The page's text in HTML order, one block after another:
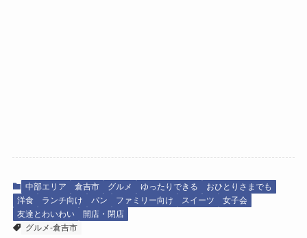
中部エリア 倉吉市 グルメ ゆったりできる
おひとりさまでも
洋食
ランチ向け パン ファミリー向け スイーツ
女子会
友達とわいわい
開店・閉店
グルメ-倉吉市